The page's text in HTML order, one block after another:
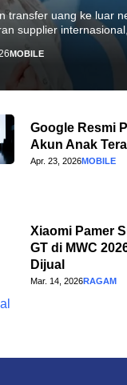
transfer uang ke luar
supplier
MOBILE
Google Resmi
Akun Anak
Apr. 23, 2026MOBILE
Xiaomi Pamer
GT di MWC
Dijual
Mar. 14, 2026RAGAM